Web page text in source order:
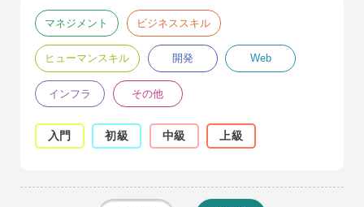
マネジメント ビジネススキル
ヒューマンスキル 開発 Web
インフラ その他
入門 初級 中級 上級